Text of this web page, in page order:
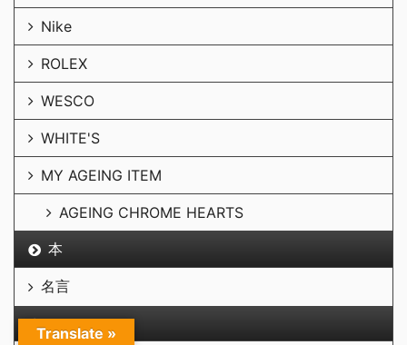
Nike
ROLEX
WESCO
WHITE'S
MY AGEING ITEM
AGEING CHROME HEARTS
本
名言
LIFE LOG
Translate »